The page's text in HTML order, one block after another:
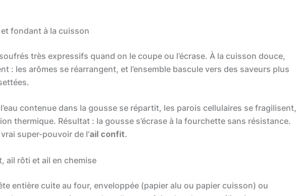
fondant à la cuisson
très expressifs quand on le coupe ou l’écrase. À la cuisson douce,
: les arômes se réarrangent, et l’ensemble bascule vers des saveurs plus
contenue dans la gousse se répartit, les parois cellulaires se fragilisent,
thermique. Résultat : la gousse s’écrase à la fourchette sans résistance.
super-pouvoir de l’ail confit.
ail rôti et ail en chemise
entière cuite au four, enveloppée (papier alu ou papier cuisson) ou